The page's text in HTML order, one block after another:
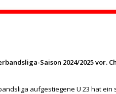
Saison 2024/2025 vor.
aufgestiegene U 23 hat